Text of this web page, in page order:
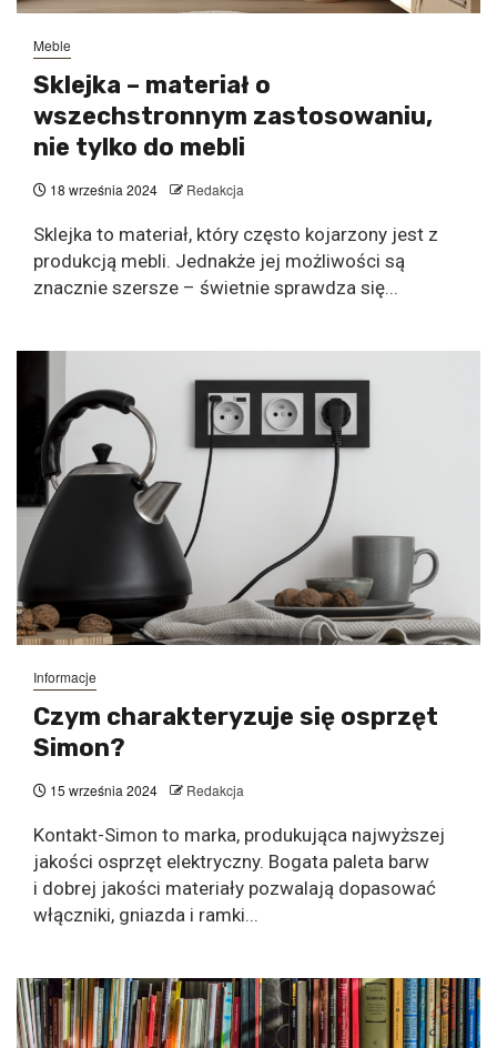
Meble
Sklejka – materiał o
wszechstronnym zastosowaniu,
nie tylko do mebli
18 września 2024 Redakcja
Sklejka to materiał, który często kojarzony jest z
produkcją mebli. Jednakże jej możliwości są
znacznie szersze – świetnie sprawdza się...
Informacje
Czym charakteryzuje się osprzęt
Simon?
15 września 2024 Redakcja
Kontakt-Simon to marka, produkująca najwyższej
jakości osprzęt elektryczny. Bogata paleta barw
i dobrej jakości materiały pozwalają dopasować
włączniki, gniazda i ramki...